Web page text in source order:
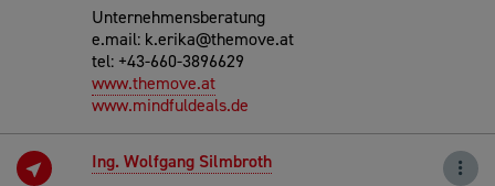
Unternehmensberatung
e.mail: k.erika@themove.at
tel: +43-660-3896629
www.themove.at
www.mindfuldeals.de
Ing. Wolfgang Silmbroth